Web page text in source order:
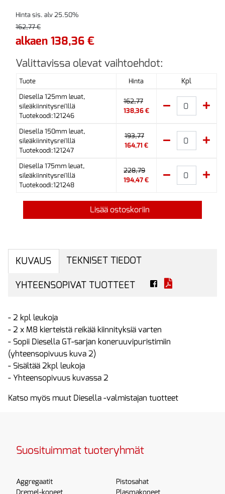
Hinta sis. alv 25.50%
162,77 €
alkaen 138,36 €
Valittavissa olevat vaihtoehdot:
Tuote Hinta Kpl
Diesella 125mm leuat,
sileäkiinnitysrei'illä
Tuotekoodi:121246
162,77
138,36 €
Diesella 150mm leuat,
sileäkiinnitysrei'illä
Tuotekoodi:121247
193,77
164,71 €
Diesella 175mm leuat,
sileäkiinnitysrei'illä
Tuotekoodi:121248
228,79
194,47 €
Lisää ostoskoriin
KUVAUS
TEKNISET TIEDOT
YHTEENSOPIVAT TUOTTEET
- 2 kpl leukoja
- 2 x M8 kierteistä reikää kiinnityksiä varten
- Sopii Diesella GT-sarjan koneruuvipuristimiin
(yhteensopivuus kuva 2)
- Sisältää 2kpl leukoja
- Yhteensopivuus kuvassa 2
Katso myös muut Diesella -valmistajan tuotteet
Suosituimmat tuoteryhmät
Aggregaatit
Pistosahat